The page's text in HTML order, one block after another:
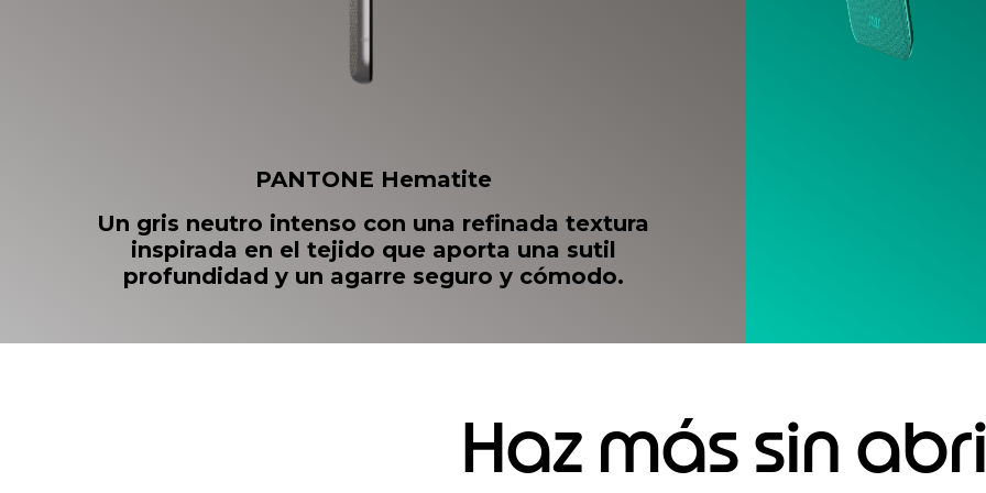
PANTONE Hematite
Un gris neutro intenso con una refinada textura
inspirada en el tejido que aporta una sutil
profundidad y un agarre seguro y cómodo.
Haz más sin